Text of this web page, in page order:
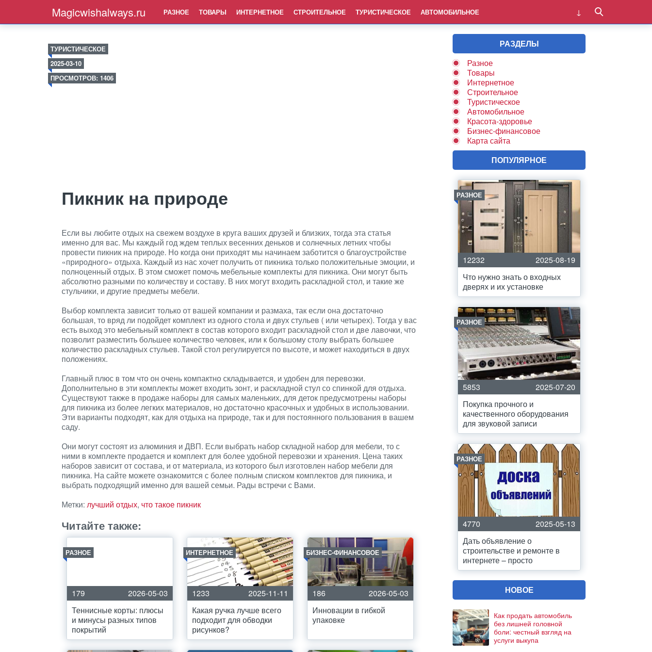
Magicwishalways.ru РАЗНОЕ ТОВАРЫ ИНТЕРНЕТНОЕ СТРОИТЕЛЬНОЕ ТУРИСТИЧЕСКОЕ АВТОМОБИЛЬНОЕ
ТУРИСТИЧЕСКОЕ
2025-03-10
ПРОСМОТРОВ: 1406
Пикник на природе
Если вы любите отдых на свежем воздухе в круга ваших друзей и близких, тогда эта статья
именно для вас. Мы каждый год ждем теплых весенних деньков и солнечных летних чтобы
провести пикник на природе. Но когда они приходят мы начинаем заботится о благоустройстве
«природного» отдыха. Каждый из нас хочет получить от пикника только положительные эмоции, и
полноценный отдых. В этом сможет помочь мебельные комплекты для пикника. Они могут быть
абсолютно разными по количеству и составу. В них могут входить раскладной стол, и такие же
стульчики, и другие предметы мебели.
Выбор комплекта зависит только от вашей компании и размаха, так если она достаточно
большая, то вряд ли подойдет комплект из одного стола и двух стульев ( или четырех). Тогда у вас
есть выход это мебельный комплект в состав которого входит раскладной стол и две лавочки, что
позволит разместить большее количество человек, или к большому столу выбрать большее
количество раскладных стульев. Такой стол регулируется по высоте, и может находиться в двух
положениях.
Главный плюс в том что он очень компактно складывается, и удобен для перевозки.
Дополнительно в эти комплекты может входить зонт, и раскладной стул со спинкой для отдыха.
Существуют также в продаже наборы для самых маленьких, для деток предусмотрены наборы
для пикника из более легких материалов, но достаточно красочных и удобных в использовании.
Эти варианты подходят, как для отдыха на природе, так и для постоянного пользования в вашем
саду.
Они могут состоят из алюминия и ДВП. Если выбрать набор складной набор для мебели, то с
ними в комплекте продается и комплект для более удобной перевозки и хранения. Цена таких
наборов зависит от состава, и от материала, из которого был изготовлен набор мебели для
пикника. На сайте можете ознакомится с более полным списком комплектов для пикника, и
выбрать подходящий именно для вашей семьи. Рады встречи с Вами.
Метки: лучший отдых, что такое пикник
Читайте также:
РАЗНОЕ
179
2026-05-03
Теннисные корты: плюсы
и минусы разных типов
покрытий
ИНТЕРНЕТНОЕ
1233
2025-11-11
Какая ручка лучше всего
подходит для обводки
рисунков?
БИЗНЕС-ФИНАНСОВОЕ
186
2026-05-03
Инновации в гибкой
упаковке
РАЗДЕЛЫ
Разное
Товары
Интернетное
Строительное
Туристическое
Автомобильное
Красота-здоровье
Бизнес-финансовое
Карта сайта
ПОПУЛЯРНОЕ
РАЗНОЕ
12232
2025-08-19
Что нужно знать о входных
дверях и их установке
РАЗНОЕ
5853
2025-07-20
Покупка прочного и
качественного оборудования
для звуковой записи
РАЗНОЕ
4770
2025-05-13
Дать объявление о
строительстве и ремонте в
интернете – просто
НОВОЕ
Как продать автомобиль
без лишней головной
боли: честный взгляд на
услуги выкупа